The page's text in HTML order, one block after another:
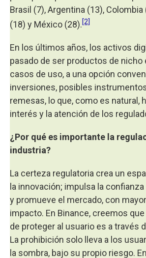
Brasil (7), Argentina (13), Colombia
(18) y México (28).[2]
En los últimos años, los activos
pasado de ser productos de nicho
casos de uso, a una opción
inversiones, posibles
remesas, lo que, como es natural,
interés y la atención de los
¿Por qué es importante la
industria?
La certeza regulatoria crea un
la innovación; impulsa la
y promueve el mercado, con
impacto. En Binance, creemos
de proteger al usuario es a través
La prohibición solo lleva a los
la sombra, bajo su propio riesgo.